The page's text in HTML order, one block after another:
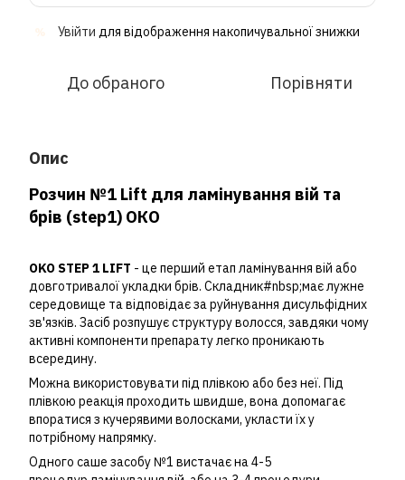
Увійти для відображення накопичувальної знижки
До обраного Порівняти
Опис
Розчин №1 Lift для ламінування вій та
брів (step1) ОКО
OKO STEP 1 LIFT - це перший етап ламінування вій або
довготривалої укладки брів. Складник#nbsp;має лужне
середовище та відповідає за руйнування дисульфідних
зв'язків. Засіб розпушує структуру волосся, завдяки чому
активні компоненти препарату легко проникають
всередину.
Можна використовувати під плівкою або без неї. Під
плівкою реакція проходить швидше, вона допомагає
впоратися з кучерявими волосками, укласти їх у
потрібному напрямку.
Одного саше засобу №1 вистачає на 4-5